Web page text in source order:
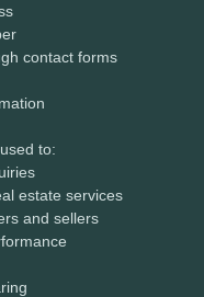
contact forms
to:
estate services
and sellers